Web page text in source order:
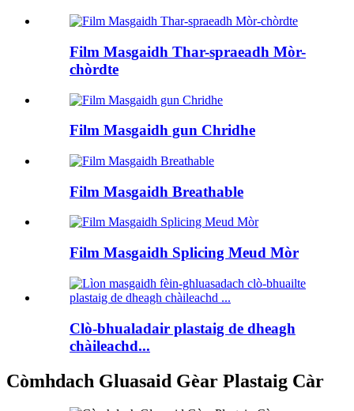
Film Masgaidh Thar-spraeadh Mòr-
chòrdte
Film Masgaidh gun Chridhe
Film Masgaidh Breathable
Film Masgaidh Splicing Meud Mòr
Clò-bhualadair plastaig de dheagh
chàileachd...
Còmhdach Gluasaid Gèar Plastaig Càr